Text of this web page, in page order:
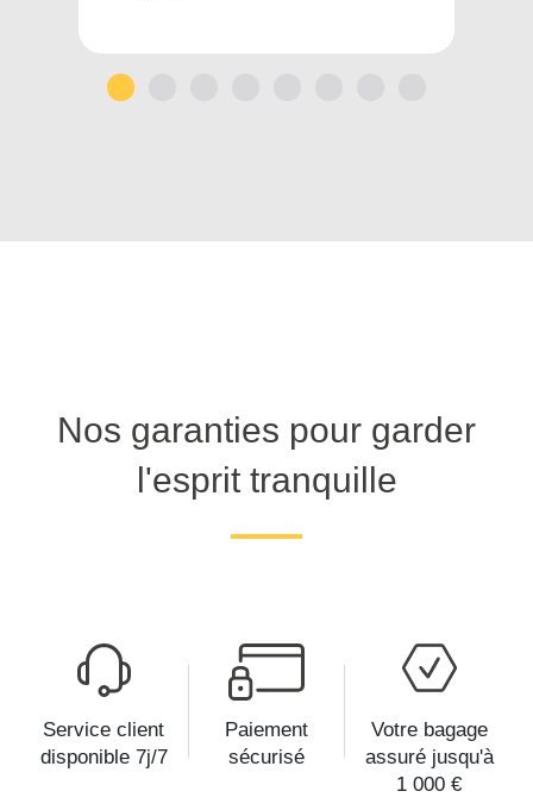
Nos garanties pour garder
l'esprit tranquille
Service client
disponible 7j/7
Paiement
sécurisé
Votre bagage
assuré jusqu'à
1 000 €